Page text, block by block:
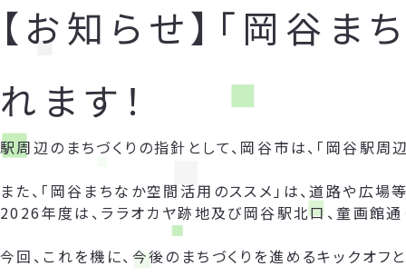
【お知らせ】「岡谷
れます！
駅周辺のまちづくりの指針として、岡谷市は、「岡谷駅周
また、「岡谷まちなか空間活用のススメ」は、道路や広
2026年度は、ララオカヤ跡地及び岡谷駅北口、童画館通
今回、これを機に、今後のまちづくりを進めるキックオフ